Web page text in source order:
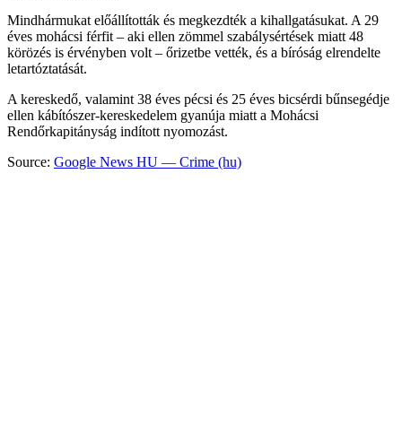
Mindhármukat előállították és megkezdték a kihallgatásukat. A 29
éves mohácsi férfit – aki ellen zömmel szabálysértések miatt 48
körözés is érvényben volt – őrizetbe vették, és a bíróság elrendelte
letartóztatását.
A kereskedő, valamint 38 éves pécsi és 25 éves bicsérdi bűnsegédje
ellen kábítószer-kereskedelem gyanúja miatt a Mohácsi
Rendőrkapitányság indított nyomozást.
Source: Google News HU — Crime (hu)